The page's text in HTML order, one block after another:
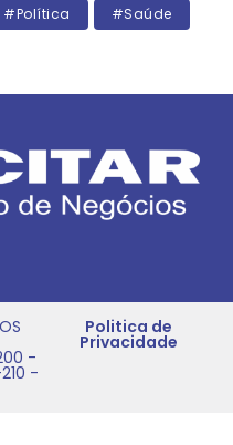
#Política
#Saúde
-
-
Politica de
Privacidade